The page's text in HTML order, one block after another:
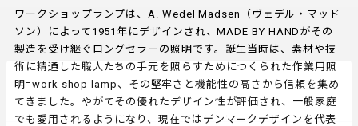
ワークショップランプは、A. Wedel Madsen（ヴェデル・マッド
ソン）によって1951年にデザインされ、MADE BY HANDがその
製造を受け継ぐロングセラーの照明です。誕生当時は、素材や技
術に精通した職人たちの手元を照らすためにつくられた作業用照
明=work shop lamp、その堅牢さと機能性の高さから信頼を集め
てきました。やがてその優れたデザイン性が評価され、一般家庭
でも愛用されるようになり、現在ではデンマークデザインを代表